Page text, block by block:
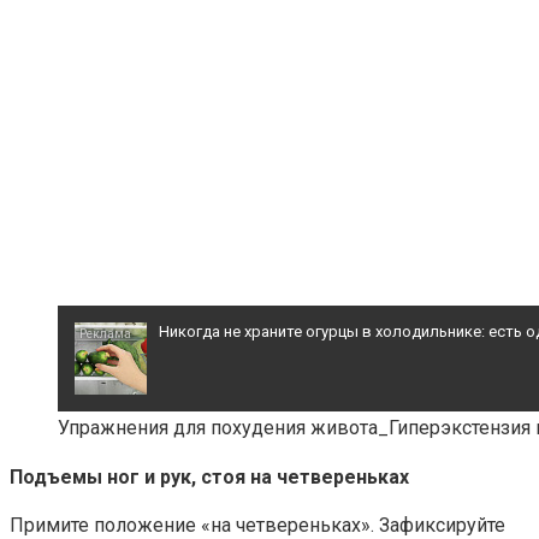
Упражнения для похудения живота_Гиперэкстензия
Подъемы ног и рук, стоя на четвереньках
Примите положение «на четвереньках». Зафиксируйте
Никогда не храните огурцы в холодильнике: есть
"Потеряли стыд в погоне за "Диором":